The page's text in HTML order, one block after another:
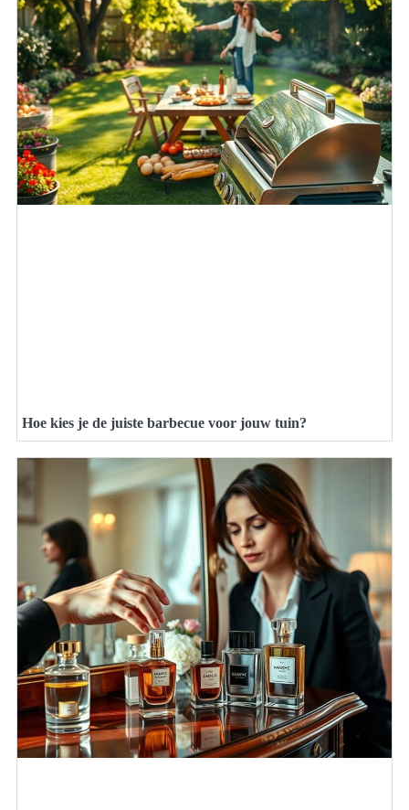
Hoe kies je de juiste barbecue voor jouw tuin?